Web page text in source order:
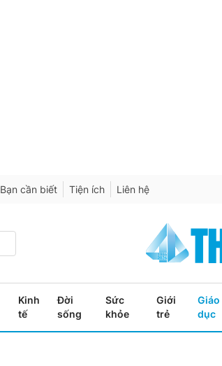
Bạn cần biết Tiện ích Liên hệ
Kinh
tế
Đời
sống
Sức
khỏe
Giới
trẻ
Giáo
dục